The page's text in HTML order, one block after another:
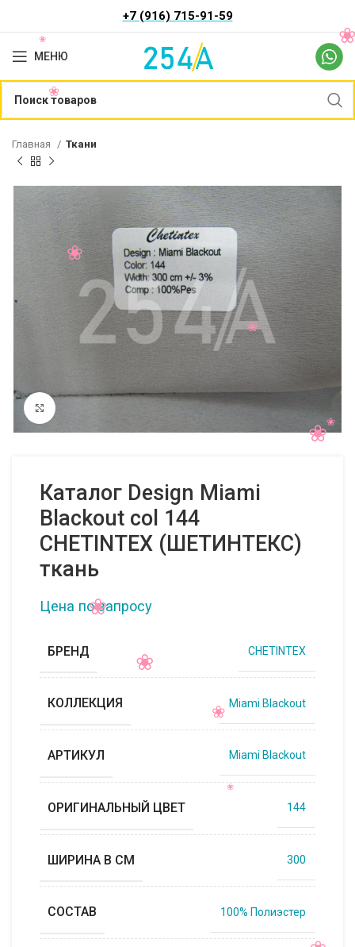
+7 (916) 715-91-59
МЕНЮ
Главная Ткани
Нажмите, чтобы увеличить
Каталог Design Miami
Blackout col 144
CHETINTEX (ШЕТИНТЕКС)
ткань
Цена по запросу
БРЕНД CHETINTEX
КОЛЛЕКЦИЯ Miami Blackout
АРТИКУЛ Miami Blackout
ОРИГИНАЛЬНЫЙ ЦВЕТ 144
ШИРИНА В СМ 300
СОСТАВ 100% Полиэстер